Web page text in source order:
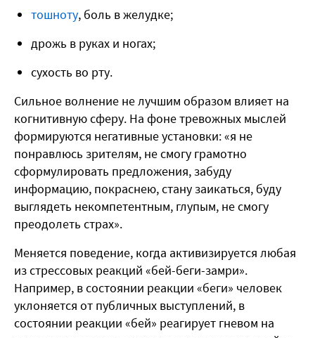
тошноту, боль в желудке;
дрожь в руках и ногах;
сухость во рту.
Сильное волнение не лучшим образом влияет на
когнитивную сферу. На фоне тревожных мыслей
формируются негативные установки: «я не
понравлюсь зрителям, не смогу грамотно
сформулировать предложения, забуду
информацию, покраснею, стану заикаться, буду
выглядеть некомпетентным, глупым, не смогу
преодолеть страх».
Меняется поведение, когда активизируется любая
из стрессовых реакций «бей-беги-замри».
Например, в состоянии реакции «беги» человек
уклоняется от публичных выступлений, в
состоянии реакции «бей» реагирует гневом на